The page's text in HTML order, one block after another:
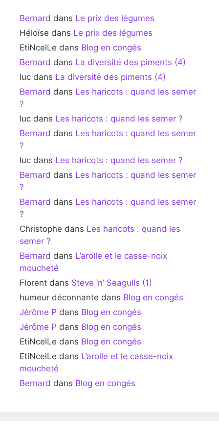
Bernard dans Le prix des légumes
Héloïse dans Le prix des légumes
EtiNcelLe dans Blog en congés
Bernard dans La diversité des piments (4)
luc dans La diversité des piments (4)
Bernard dans Les haricots : quand les semer
?
luc dans Les haricots : quand les semer ?
Bernard dans Les haricots : quand les semer
?
luc dans Les haricots : quand les semer ?
Bernard dans Les haricots : quand les semer
?
Bernard dans Les haricots : quand les semer
?
Christophe dans Les haricots : quand les
semer ?
Bernard dans L’arolle et le casse-noix
moucheté
Florent dans Steve ‘n’ Seagulls (1)
humeur déconnante dans Blog en congés
Jérôme P dans Blog en congés
Jérôme P dans Blog en congés
EtiNcelLe dans Blog en congés
EtiNcelLe dans L’arolle et le casse-noix
moucheté
Bernard dans Blog en congés